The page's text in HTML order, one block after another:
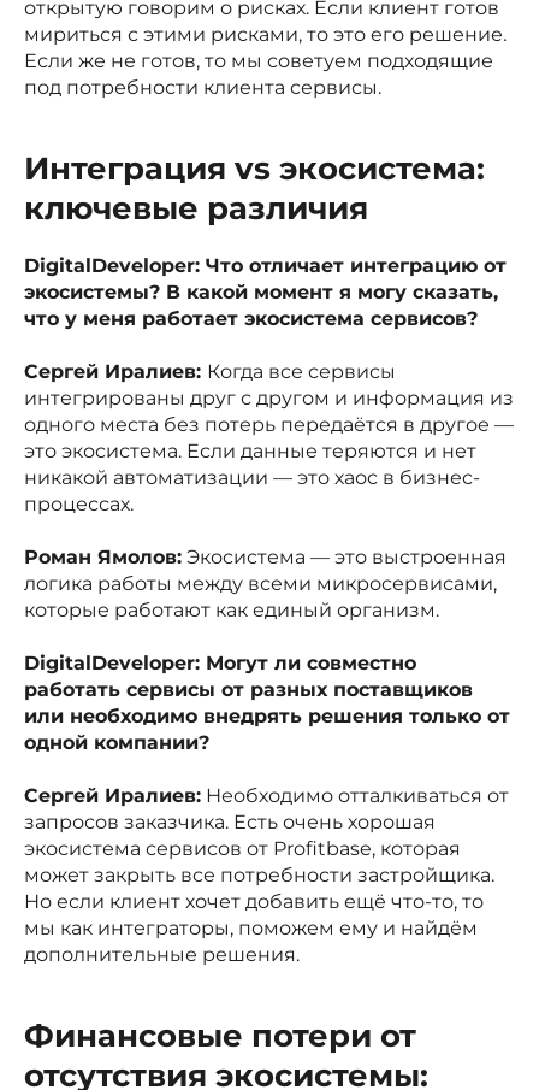
открытую говорим о рисках. Если клиент готов
мириться с этими рисками, то это его решение.
Если же не готов, то мы советуем подходящие
под потребности клиента сервисы.
Интеграция vs экосистема:
ключевые различия
DigitalDeveloper: Что отличает интеграцию от
экосистемы? В какой момент я могу сказать,
что у меня работает экосистема сервисов?
Сергей Иралиев: Когда все сервисы
интегрированы друг с другом и информация из
одного места без потерь передаётся в другое —
это экосистема. Если данные теряются и нет
никакой автоматизации — это хаос в бизнес-
процессах.
Роман Ямолов: Экосистема — это выстроенная
логика работы между всеми микросервисами,
которые работают как единый организм.
DigitalDeveloper: Могут ли совместно
работать сервисы от разных поставщиков
или необходимо внедрять решения только от
одной компании?
Сергей Иралиев: Необходимо отталкиваться от
запросов заказчика. Есть очень хорошая
экосистема сервисов от Profitbase, которая
может закрыть все потребности застройщика.
Но если клиент хочет добавить ещё что-то, то
мы как интеграторы, поможем ему и найдём
дополнительные решения.
Финансовые потери от
отсутствия экосистемы: